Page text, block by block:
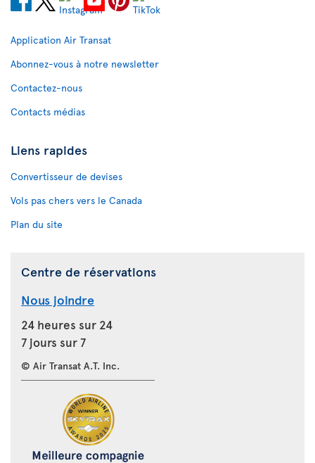
Application Air Transat
Abonnez-vous à notre newsletter
Contactez-nous
Contacts médias
Liens rapides
Convertisseur de devises
Vols pas chers vers le Canada
Plan du site
Centre de réservations
Nous joindre
24 heures sur 24
7 jours sur 7
© Air Transat A.T. Inc.